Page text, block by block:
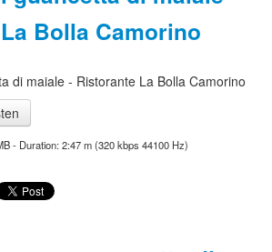
Bolla Camorino
di maiale - Ristorante La Bolla Camorino
- Duration: 2:47 m (320 kbps 44100 Hz)